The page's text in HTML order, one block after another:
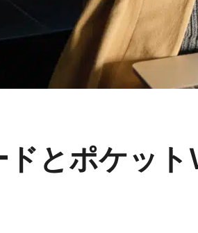
ドとポケッ